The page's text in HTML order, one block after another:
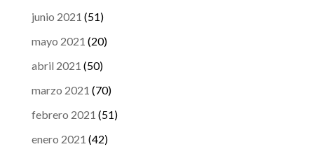
junio 2021 (51)
mayo 2021 (20)
abril 2021 (50)
marzo 2021 (70)
febrero 2021 (51)
enero 2021 (42)